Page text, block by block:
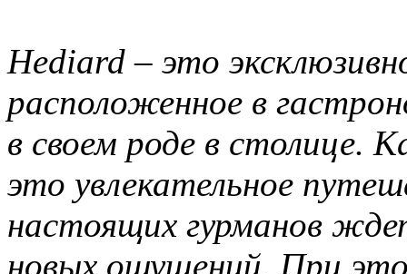
Hediard – это
расположенное в
в своем роде в столице.
это увлекательное
настоящих гурманов
новых ощущений. При